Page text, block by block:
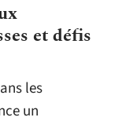
et défis
les
un